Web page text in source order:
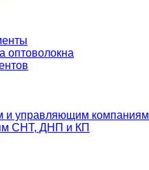
оптоволокна
и управляющим компаниям
СНТ, ДНП и КП